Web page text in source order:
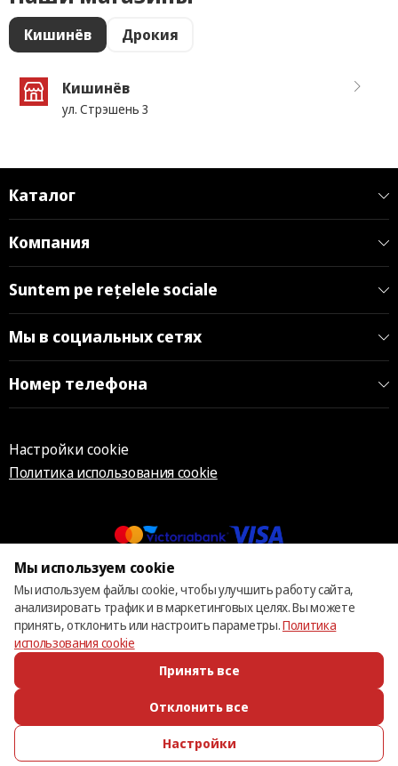
Кишинёв Дрокия
Кишинёв
ул. Стрэшень 3
Каталог
Компания
Suntem pe rețelele sociale
Мы в социальных сетях
Номер телефона
Настройки cookie
Политика использования cookie
© 2013 – 2026 ECOM
ПОЗВОНИТЬ ИЗБРАННОЕ КАТАЛОГ ВОЙТИ
Мы используем cookie
Мы используем файлы cookie, чтобы улучшить работу сайта,
анализировать трафик и в маркетинговых целях. Вы можете
принять, отклонить или настроить параметры.Политика
использования cookie
Принять все
Отклонить все
Настройки